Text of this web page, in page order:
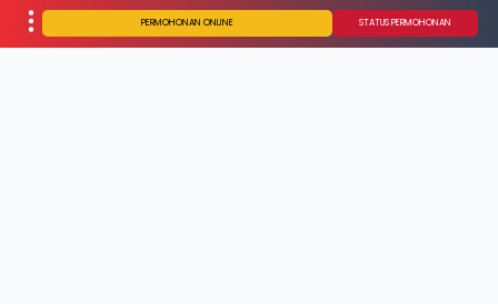
PERMOHONAN ONLINE STATUS PERMOHONAN